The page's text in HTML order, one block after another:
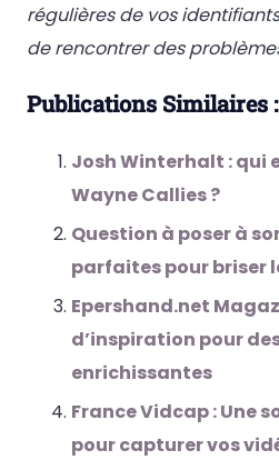
régulières de vos
de rencontrer des
Publications Similaires :
Josh Winterhalt : qui
Wayne Callies ?
Question à poser à
parfaites pour briser
Epershand.net
d’inspiration pour
enrichissantes
France Vidcap : Une
pour capturer vos